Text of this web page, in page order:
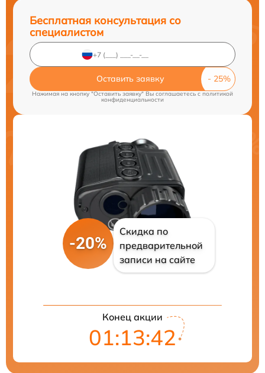
Бесплатная консультация со
специалистом
Оставить заявку
Нажимая на кнопку "Оставить заявку" Вы соглашаетесь cполитикой
конфиденциальности
-20%
Скидка по
предварительной
записи на сайте
Конец акции
01:13:41